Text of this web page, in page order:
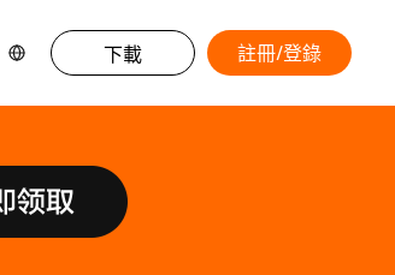
下載 註冊/登錄